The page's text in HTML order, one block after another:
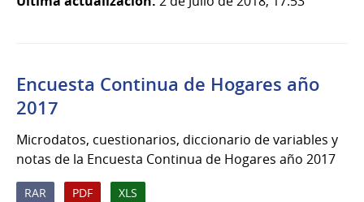
Encuesta Continua de Hogares año
2017
Microdatos, cuestionarios, diccionario de variables y
notas de la Encuesta Continua de Hogares año 2017
RAR PDF XLS